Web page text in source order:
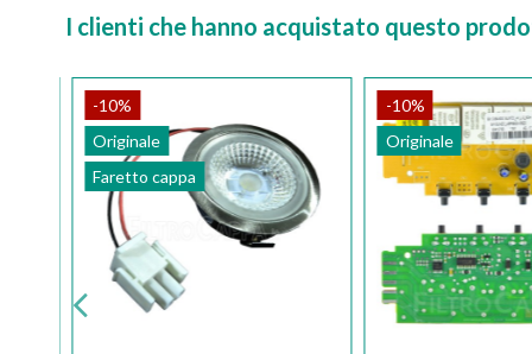
I clienti che hanno acquistato questo
-10%
Originale
Faretto cappa
-10%
Originale